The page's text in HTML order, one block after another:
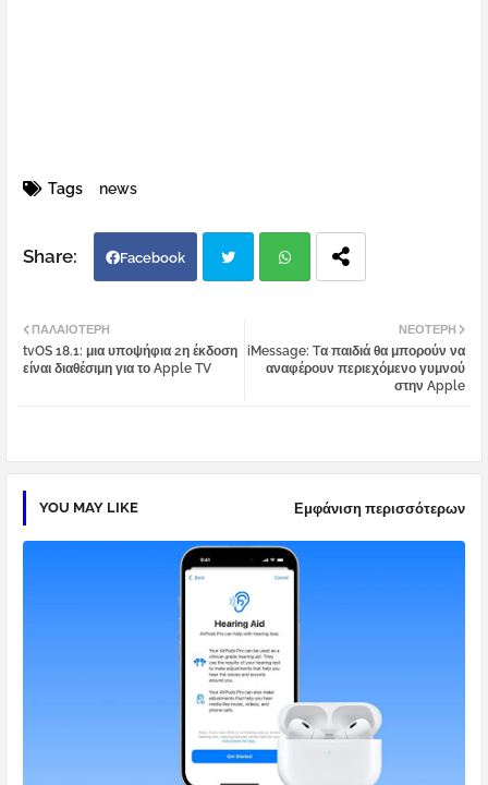
Tags news
Facebook
tter atsa
ΝΕΌΤΕΡΗ
iMessage: Tα παιδιά θα μπορούν να
αναφέρουν περιεχόμενο γυμνού
στην Apple
ΠΑΛΑΙΌΤΕΡΗ
tvOS 18.1: μια υποψήφια 2η έκδοση
είναι διαθέσιμη για το Apple TV
YOU MAY LIKE Εμφάνιση περισσότερων